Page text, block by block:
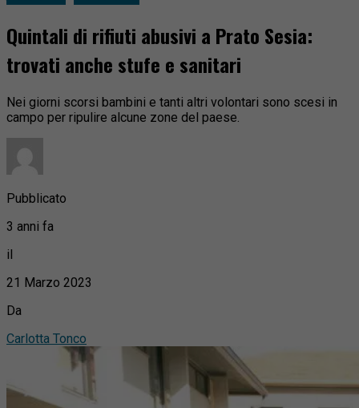
Quintali di rifiuti abusivi a Prato Sesia:
trovati anche stufe e sanitari
Nei giorni scorsi bambini e tanti altri volontari sono scesi in
campo per ripulire alcune zone del paese.
Pubblicato
3 anni fa
il
21 Marzo 2023
Da
Carlotta Tonco